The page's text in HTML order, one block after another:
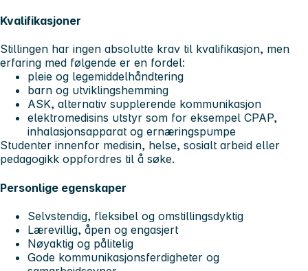
Kvalifikasjoner
Stillingen har ingen absolutte krav til kvalifikasjon, men
erfaring med følgende er en fordel:
pleie og legemiddelhåndtering
barn og utviklingshemming
ASK, alternativ supplerende kommunikasjon
elektromedisins utstyr som for eksempel CPAP,
inhalasjonsapparat og ernæringspumpe
Studenter innenfor medisin, helse, sosialt arbeid eller
pedagogikk oppfordres til å søke.
Personlige egenskaper
Selvstendig, fleksibel og omstillingsdyktig
Lærevillig, åpen og engasjert
Nøyaktig og pålitelig
Gode kommunikasjonsferdigheter og